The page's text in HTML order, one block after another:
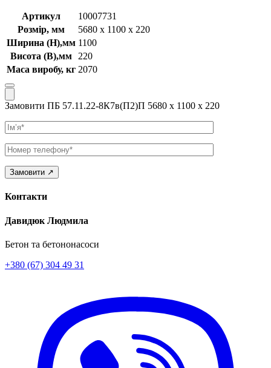
Артикул
10007731
Розмір, мм
5680 х 1100 х 220
Ширина (Н),мм 1100
Висота (В),мм
220
Маса виробу, кг 2070
Замовити ПБ 57.11.22-8К7в(П2)П 5680 х 1100 х 220
Ім’я
Телефон
Контакти
Давидюк Людмила
Бетон та бетононасоси
+380 (67) 304 49 31